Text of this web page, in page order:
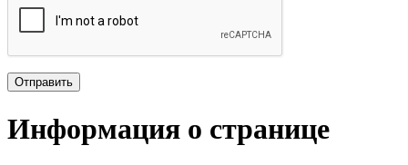
Информация о странице